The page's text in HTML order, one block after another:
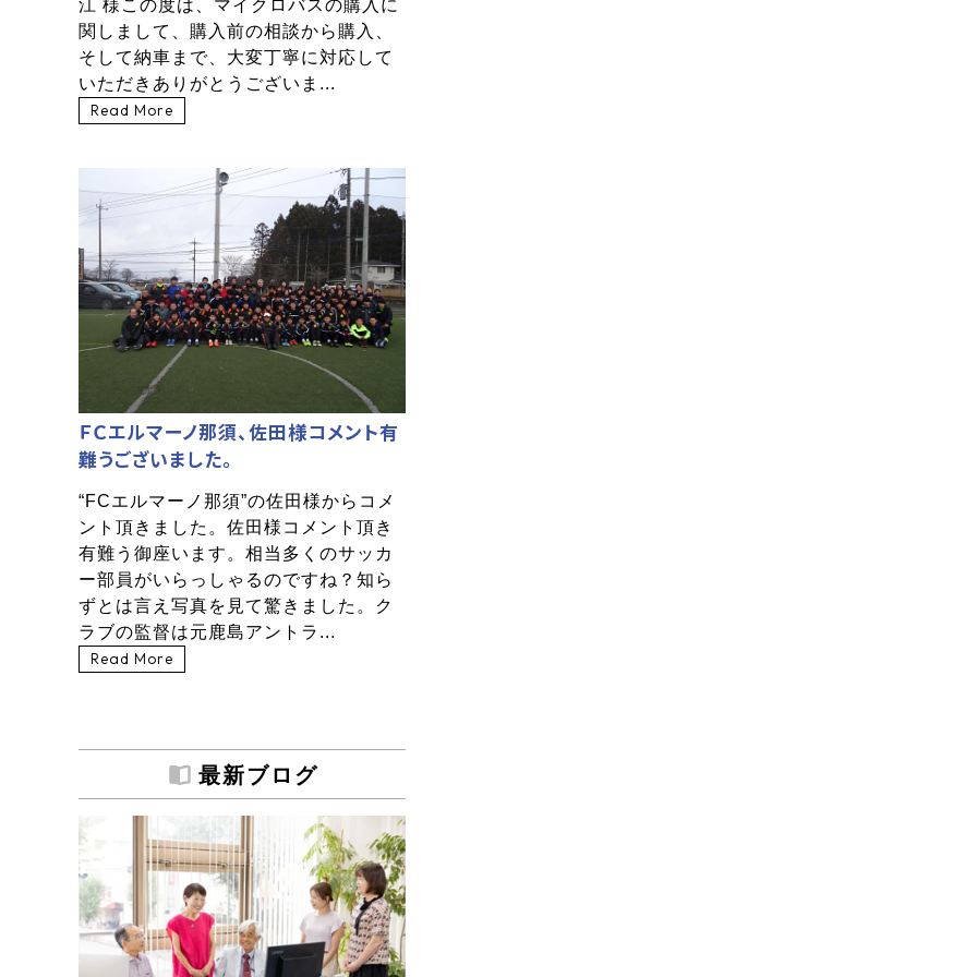
江 様この度は、マイクロバスの購入に
関しまして、購入前の相談から購入、
そして納車まで、大変丁寧に対応して
いただきありがとうございま...
Read More
ＦＣエルマーノ那須、佐田様コメント有
難うございました。
“FCエルマーノ那須”の佐田様からコメ
ント頂きました。佐田様コメント頂き
有難う御座います。相当多くのサッカ
ー部員がいらっしゃるのですね？知ら
ずとは言え写真を見て驚きました。ク
ラブの監督は元鹿島アントラ...
Read More
最新ブログ